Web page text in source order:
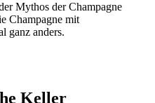
Mythos der Champagne
Champagne mit
ganz anders.
Keller